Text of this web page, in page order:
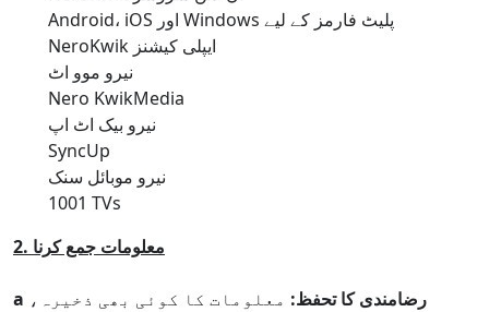
Android، iOS اور Windows پلیٹ فارمز کے لیے
NeroKwik ایپلی کیشنز
نیرو موو اٹ
Nero KwikMedia
نیرو بیک اٹ اپ
SyncUp
نیرو موبائل سنک
1001 TVs
2. معلومات جمع کرنا
a رضامندی کا تحفظ: معلومات کا کوئی بھی ذخیرہ،